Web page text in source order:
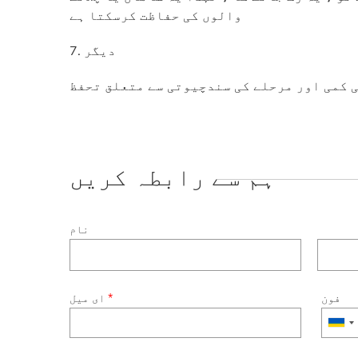
والوں کی حفاظت کرسکتا ہے
7. دیگر
کمی اور مرحلے کی سندچیوتی سے متعلق تحفظ
ہم سے رابطہ کریں
نام
* فون